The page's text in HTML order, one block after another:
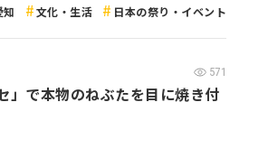
知
文化・生活 日本の祭り・イベント
571
」で本物のねぶたを目に焼き付